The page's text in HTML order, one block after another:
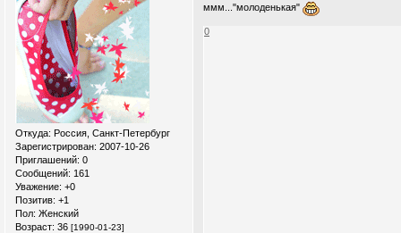
Откуда: Россия, Санкт-Петербург
Зарегистрирован: 2007-10-26
Приглашений: 0
Сообщений: 161
Уважение: +0
Позитив: +1
Пол: Женский
Возраст: 36 [1990-01-23]
ммм..."молоденькая"
0